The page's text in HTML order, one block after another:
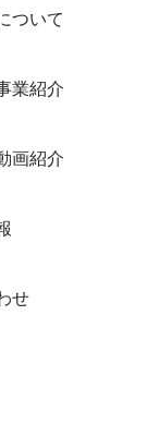
ついて
業紹介
画紹介
せ